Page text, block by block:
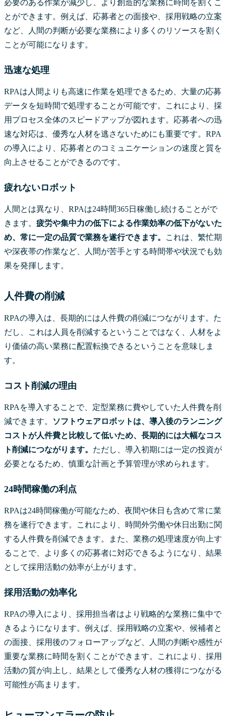
必要のある作業が減少し、より創造的な業務に時間を割くこ
とができます。例えば、応募者との面接や、採用戦略の立案
など、人間の判断が必要な業務により多くのリソースを割く
ことが可能になります。
迅速な処理
RPAは人間よりも高速に作業を処理できるため、大量の応募
データを短時間で処理することが可能です。これにより、採
用プロセス全体のスピードアップが図れます。応募者への迅
速な対応は、優秀な人材を逃さないためにも重要です。RPA
の導入により、応募者とのコミュニケーションの速度と質を
向上させることができるのです。
疲れないロボット
人間とは異なり、RPAは24時間365日稼働し続けることがで
きます。 疲労や集中力の低下による作業効率の低下がないた
め、常に一定の品質で業務を遂行できます。
これは、繁忙期
や深夜帯の作業など、人間が苦手とする時間帯や状況でも効
果を発揮します。
人件費の削減
RPAの導入は、長期的には人件費の削減につながります。た
だし、これは人員を削減するということではなく、人材をよ
り価値の高い業務に配置転換できるということを意味しま
す。
コスト削減の理由
RPAを導入することで、定型業務に費やしていた人件費を削
減できます。
ソフトウェアロボットは、導入後のランニング
コストが人件費と比較して低いため、長期的には大幅なコス
ト削減につながります。 ただし、導入初期には一定の投資が
必要となるため、慎重な計画と予算管理が求められます。
24時間稼働の利点
RPAは24時間稼働が可能なため、夜間や休日も含めて常に業
務を遂行できます。これにより、時間外労働や休日出勤に関
する人件費を削減できます。また、業務の処理速度が向上す
ることで、より多くの応募者に対応できるようになり、結果
として採用活動の効率が上がります。
採用活動の効率化
RPAの導入により、採用担当者はより戦略的な業務に集中で
きるようになります。例えば、採用戦略の立案や、候補者と
の面接、採用後のフォローアップなど、人間の判断や感性が
重要な業務に時間を割くことができます。これにより、採用
活動の質が向上し、結果として優秀な人材の獲得につながる
可能性が高まります。